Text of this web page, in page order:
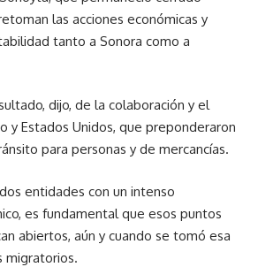
las acciones económicas y
tanto a Sonora como a
dijo, de la colaboración y el
y Estados Unidos, que preponderaron
para personas y de mercancías.
entidades con un intenso
es fundamental que esos puntos
abiertos, aún y cuando se tomó esa
migratorios.